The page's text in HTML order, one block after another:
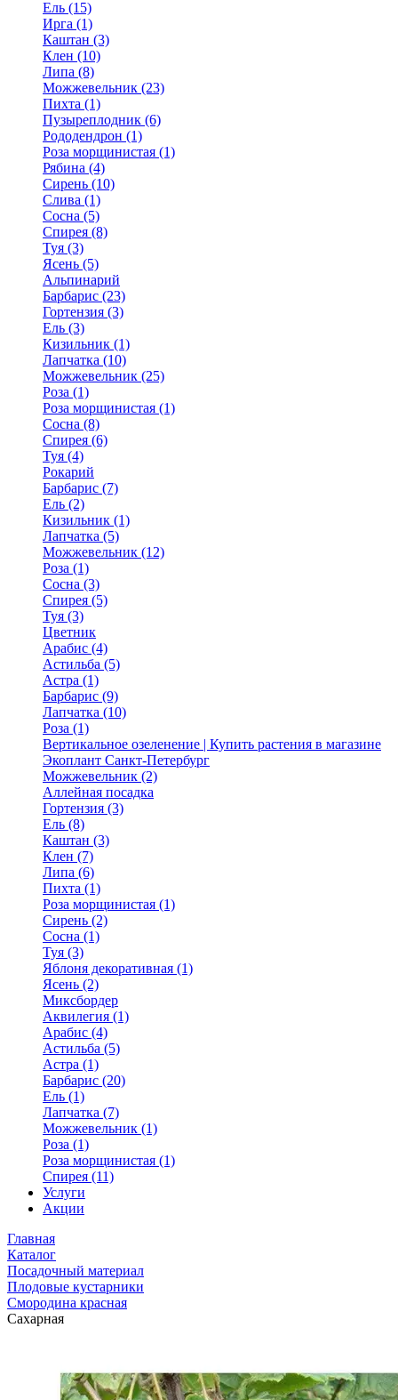
Ель (15)
Ирга (1)
Каштан (3)
Клен (10)
Липа (8)
Можжевельник (23)
Пихта (1)
Пузыреплодник (6)
Рододендрон (1)
Роза морщинистая (1)
Рябина (4)
Сирень (10)
Слива (1)
Сосна (5)
Спирея (8)
Туя (3)
Ясень (5)
Альпинарий
Барбарис (23)
Гортензия (3)
Ель (3)
Кизильник (1)
Лапчатка (10)
Можжевельник (25)
Роза (1)
Роза морщинистая (1)
Сосна (8)
Спирея (6)
Туя (4)
Рокарий
Барбарис (7)
Ель (2)
Кизильник (1)
Лапчатка (5)
Можжевельник (12)
Роза (1)
Сосна (3)
Спирея (5)
Туя (3)
Цветник
Арабис (4)
Астильба (5)
Астра (1)
Барбарис (9)
Лапчатка (10)
Роза (1)
Вертикальное озеленение | Купить растения в магазине
Экоплант Санкт-Петербург
Можжевельник (2)
Аллейная посадка
Гортензия (3)
Ель (8)
Каштан (3)
Клен (7)
Липа (6)
Пихта (1)
Роза морщинистая (1)
Сирень (2)
Сосна (1)
Туя (3)
Яблоня декоративная (1)
Ясень (2)
Миксбордер
Аквилегия (1)
Арабис (4)
Астильба (5)
Астра (1)
Барбарис (20)
Ель (1)
Лапчатка (7)
Можжевельник (1)
Роза (1)
Роза морщинистая (1)
Спирея (11)
Услуги
Акции
Главная
Каталог
Посадочный материал
Плодовые кустарники
Смородина красная
Сахарная